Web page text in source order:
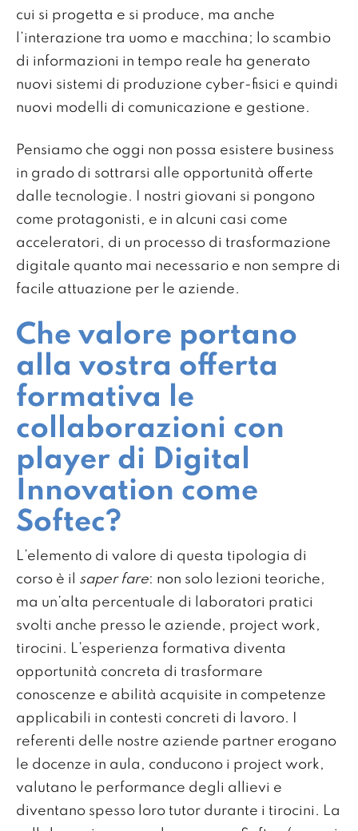
cui si progetta e si produce, ma anche
l’interazione tra uomo e macchina; lo scambio
di informazioni in tempo reale ha generato
nuovi sistemi di produzione cyber-fisici e quindi
nuovi modelli di comunicazione e gestione.
Pensiamo che oggi non possa esistere business
in grado di sottrarsi alle opportunità offerte
dalle tecnologie. I nostri giovani si pongono
come protagonisti, e in alcuni casi come
acceleratori, di un processo di trasformazione
digitale quanto mai necessario e non sempre di
facile attuazione per le aziende.
Che valore portano
alla vostra offerta
formativa le
collaborazioni con
player di Digital
Innovation come
Softec?
L’elemento di valore di questa tipologia di
corso è il saper fare: non solo lezioni teoriche,
ma un’alta percentuale di laboratori pratici
svolti anche presso le aziende, project work,
tirocini. L’esperienza formativa diventa
opportunità concreta di trasformare
conoscenze e abilità acquisite in competenze
applicabili in contesti concreti di lavoro. I
referenti delle nostre aziende partner erogano
le docenze in aula, conducono i project work,
valutano le performance degli allievi e
diventano spesso loro tutor durante i tirocini. La